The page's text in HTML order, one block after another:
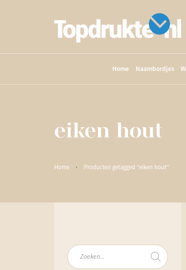
Home Naambordjes
eiken hout
Home · Producten getagged “eiken hout”
Producten
zoeken